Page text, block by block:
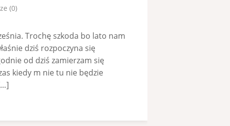
(0)
Trochę szkoda bo lato nam
dziś rozpoczyna się
od dziś zamierzam się
kiedy m nie tu nie będzie